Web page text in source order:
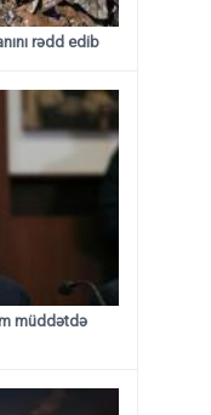
rədd edib
müddətdə